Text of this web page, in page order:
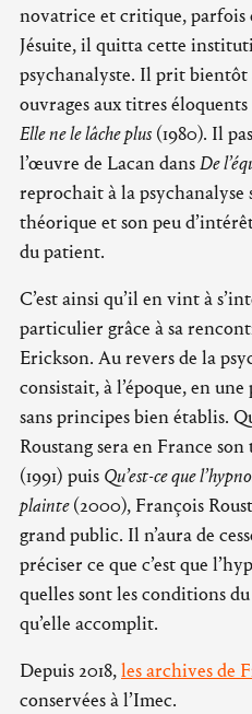
novatrice et critique, parfois
Jésuite, il quitta cette
psychanalyste. Il prit bientôt
ouvrages aux titres éloquents
Elle ne le lâche plus (1980). Il
l’œuvre de Lacan dansDe
reprochait à la psychanalyse
théorique et son peu
du patient.
C’est ainsi qu’il en vint à
particulier grâce à sa
Erickson. Au revers de la
consistait, à l’époque, en
sans principes bien établis.
Roustang sera en France
(1991) puis Qu’est-ce que
plainte(2000), François
grand public. Il n’aura de
préciser ce que c’est que
quelles sont les conditions
qu’elle accomplit.
Depuis 2018,les archives de
conservées à l’Imec.